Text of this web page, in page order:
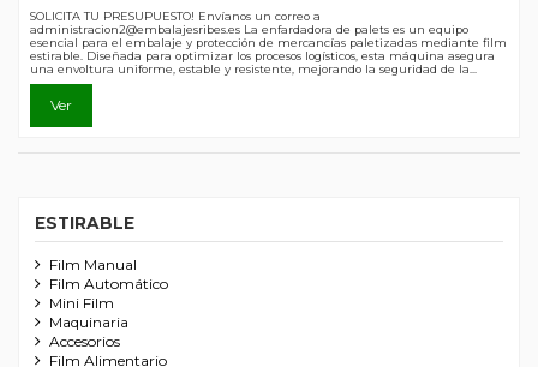
SOLICITA TU PRESUPUESTO! Envíanos un correo a
administracion2@embalajesribes.es La enfardadora de palets es un equipo
esencial para el embalaje y protección de mercancías paletizadas mediante film
estirable. Diseñada para optimizar los procesos logísticos, esta máquina asegura
una envoltura uniforme, estable y resistente, mejorando la seguridad de la...
Ver
ESTIRABLE
Film Manual
Film Automático
Mini Film
Maquinaria
Accesorios
Film Alimentario